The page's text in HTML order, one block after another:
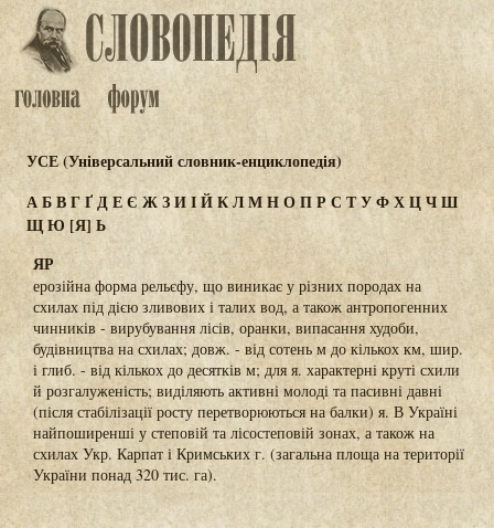
УСЕ (Універсальний словник-енциклопедія)
АБВГҐДЕЄ ЖЗИІЙКЛМНОПРС ТУФХЦЧШ
ЩЮ [Я]Ь
ЯР
ерозійна форма рельєфу, що виникає у різних породах на
схилах під дією зливових і талих вод, а також антропогенних
чинників - вирубування лісів, оранки, випасання худоби,
будівництва на схилах; довж. - від сотень м до кількох км, шир.
і глиб. - від кількох до десятків м; для я. характерні круті схили
й розгалуженість; виділяють активні молоді та пасивні давні
(після стабілізації росту перетворюються на балки) я. В Україні
найпоширенші у степовій та лісостеповій зонах, а також на
схилах Укр. Карпат і Кримських г. (загальна площа на території
України понад 320 тис. га).